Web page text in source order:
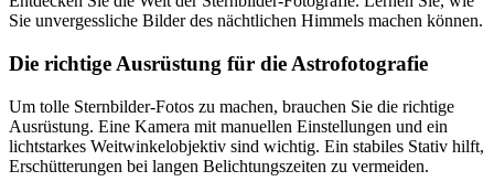
Sie unvergessliche Bilder des nächtlichen Himmels machen können.
Die richtige Ausrüstung für die Astrofotografie
Um tolle Sternbilder-Fotos zu machen, brauchen Sie die richtige
Ausrüstung. Eine Kamera mit manuellen Einstellungen und ein
lichtstarkes Weitwinkelobjektiv sind wichtig. Ein stabiles Stativ hilft,
Erschütterungen bei langen Belichtungszeiten zu vermeiden.